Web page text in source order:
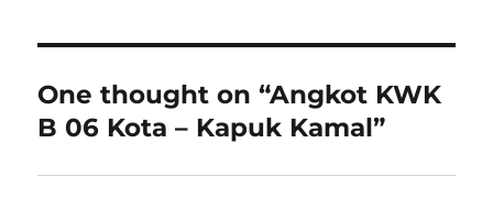
One thought on “Angkot KWK
B 06 Kota – Kapuk Kamal”